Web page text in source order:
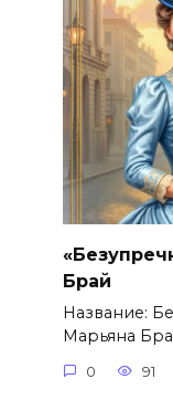
Брай
Название:
Марьяна
0 91